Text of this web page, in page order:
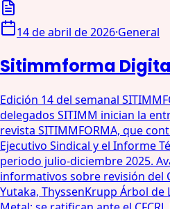
14 de abril de 2026·General
Sitimmforma
Edición 14 del semanal
delegados SITIMM inician la
revista SITIMMFORMA, que
Ejecutivo Sindical y el Informe
periodo julio-diciembre 2025.
informativos sobre revisión del
Yutaka, ThyssenKrupp Árbol de